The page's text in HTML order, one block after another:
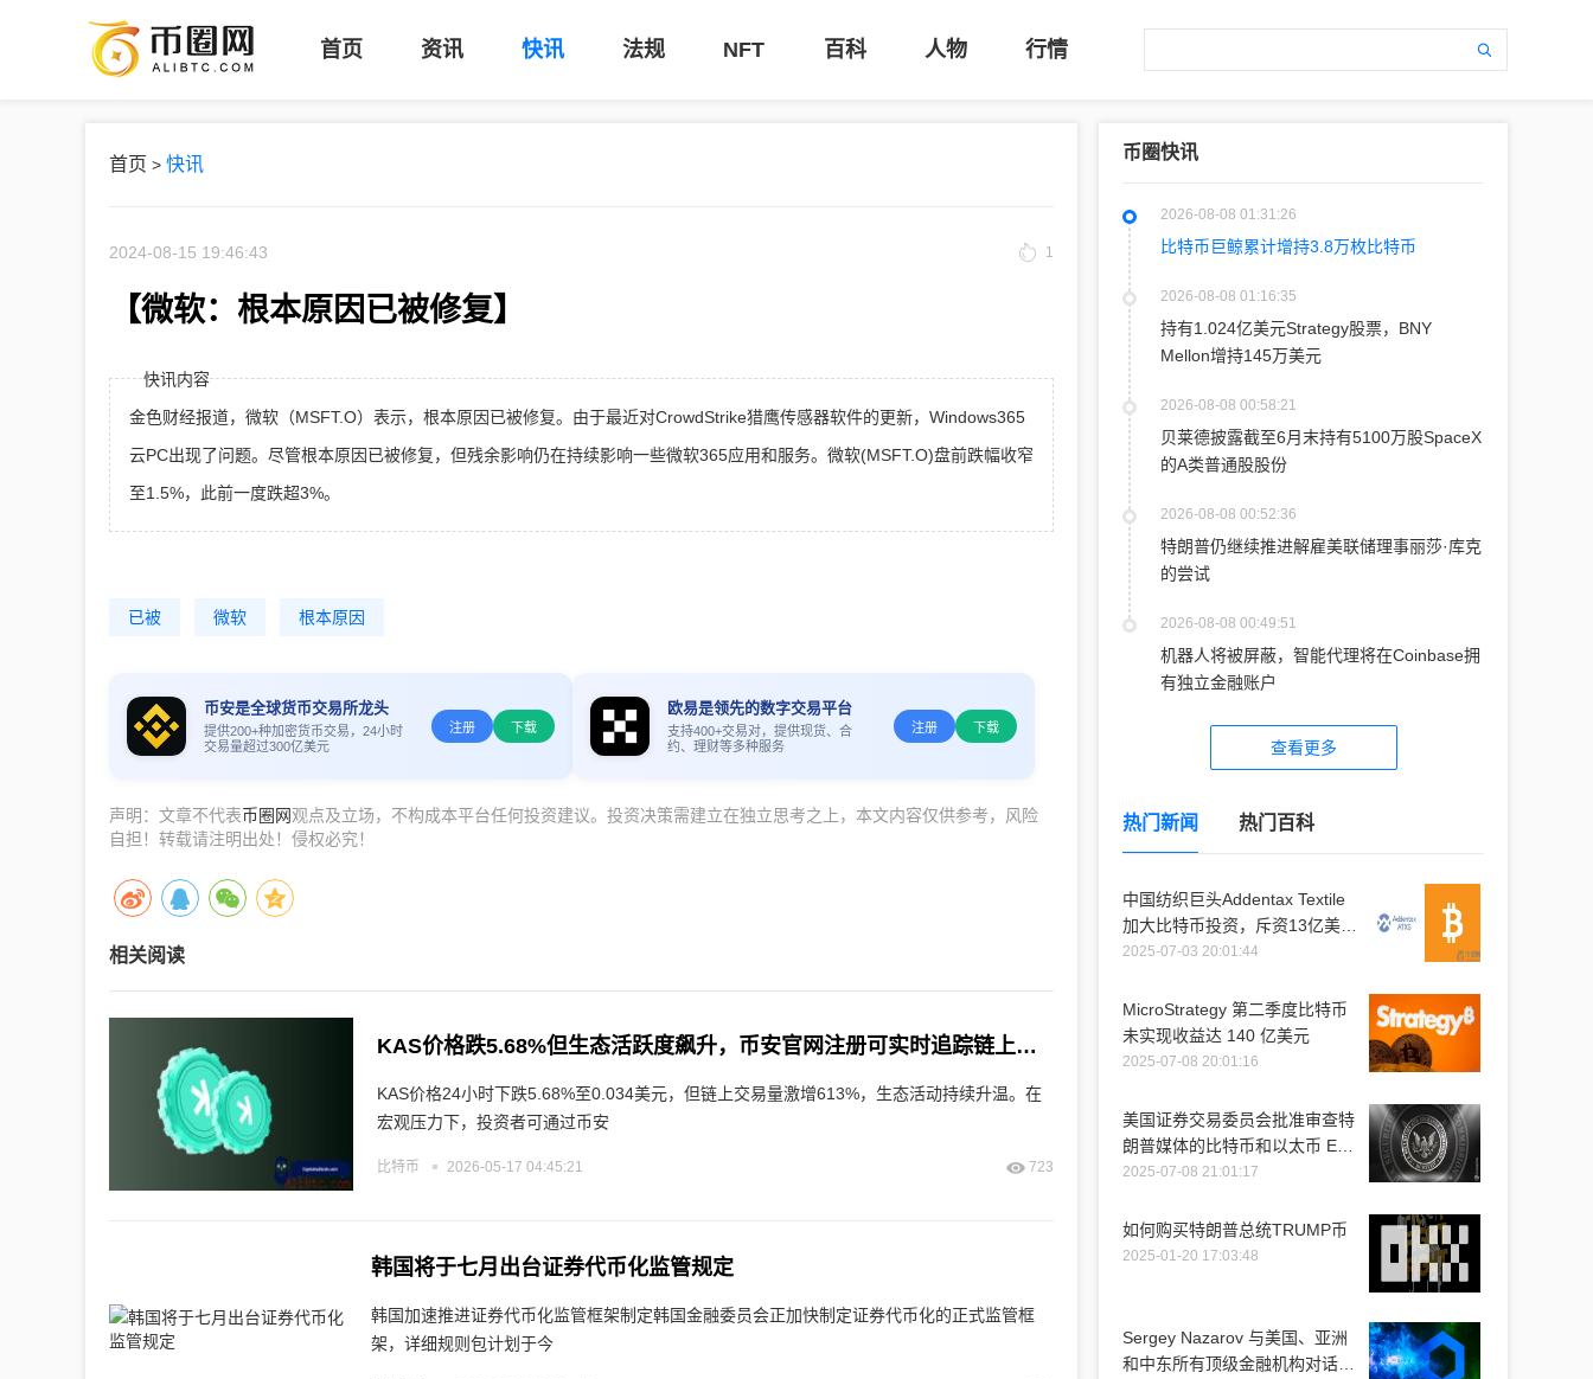
币
首页 资讯 快讯 法规 NFT 百科 人物 行情
首页 > 快讯
2024-08-15 19:46:43 1
【微软：根本原因已被修复】
快讯内容
金色财经报道，微软（MSFT.O）表示，根本原因已被修复。由于最近对CrowdStrike猎鹰传感器软件的更新，Windows365
云PC出现了问题。尽管根本原因已被修复，但残余影响仍在持续影响一些微软365应用和服务。微软(MSFT.O)盘前跌幅收窄
至1.5%，此前一度跌超3%。
已被 微软 根本原因
币安是全球货币交易所龙头
提供200+种加密货币交易，24小时
交易量超过300亿美元
注册 下载
欧易是领先的数字交易平台
支持400+交易对，提供现货、合
约、理财等多种服务
注册 下载
声明：文章不代表币圈网观点及立场，不构成本平台任何投资建议。投资决策需建立在独立思考之上，本文内容仅供参考，风险
自担！转载请注明出处！侵权必究！
相关阅读
KAS价格跌5.68%但生态活跃度飙升，币安官网注册可实时追踪链上数据
KAS价格24小时下跌5.68%至0.034美元，但链上交易量激增613%，生态活动持续升温。在
宏观压力下，投资者可通过币安
比特币 2026-05-17 04:45:21 723
韩国将于七月出台证券代币化监管规定
韩国加速推进证券代币化监管框架制定韩国金融委员会正加快制定证券代币化的正式监管框
架，详细规则包计划于今
币圈快讯
2026-08-08 01:31:26
比特币巨鲸累计增持3.8万枚比特币
2026-08-08 01:16:35
持有1.024亿美元Strategy股票，BNY
Mellon增持145万美元
2026-08-08 00:58:21
贝莱德披露截至6月末持有5100万股SpaceX
的A类普通股股份
2026-08-08 00:52:36
特朗普仍继续推进解雇美联储理事丽莎·库克
的尝试
2026-08-08 00:49:51
机器人将被屏蔽，智能代理将在Coinbase拥
有独立金融账户
查看更多
热门新闻 热门百科
中国纺织巨头Addentax Textile
加大比特币投资，斥资13亿美元
购入1.2万枚比特币
2025-07-03 20:01:44
MicroStrategy 第二季度比特币
未实现收益达 140 亿美元
2025-07-08 20:01:16
美国证券交易委员会批准审查特
朗普媒体的比特币和以太币 ETF
推介
2025-07-08 21:01:17
如何购买特朗普总统TRUMP币
2025-01-20 17:03:48
Sergey Nazarov 与美国、亚洲
和中东所有顶级金融机构对话时